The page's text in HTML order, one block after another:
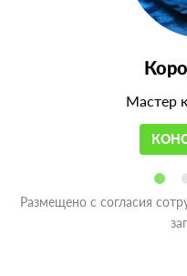
Мастер
Размещено с согласия